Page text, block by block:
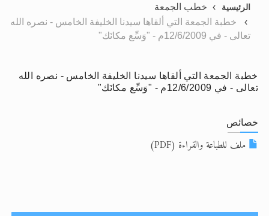
تعميم هامّ لأفراد الجماعة >> المزيد
تعميم هامّ لأفراد الجماعة >> المزيد
الرئيسية
خطب الجمعة
خطبة الجمعة التي ألقاها سيدنا الخليفة الخامس - نصره الله
تعالى - في 12/6/2009م - "وَسِّع مكانَك"
خطبة الجمعة التي ألقاها سيدنا الخليفة الخامس - نصره الله
تعالى - في 12/6/2009م - "وَسِّع مكانَك"
خصائص
ملف للطباعة والقراءة (PDF)